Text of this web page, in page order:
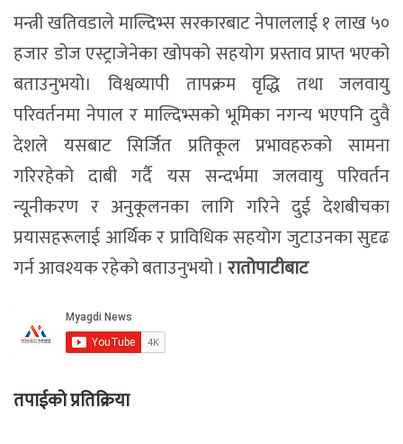
मन्त्री खतिवडाले माल्दिभ्स सरकारबाट नेपाललाई १ लाख ५०
हजार डोज एस्ट्राजेनेका खोपको सहयोग प्रस्ताव प्राप्त भएको
बताउनुभयो। विश्वव्यापी तापक्रम वृद्धि तथा जलवायु
परिवर्तनमा नेपाल र माल्दिभ्सको भूमिका नगन्य भएपनि दुवै
देशले यसबाट सिर्जित प्रतिकूल प्रभावहरुको सामना
गरिरहेको दाबी गर्दै यस सन्दर्भमा जलवायु परिवर्तन
न्यूनीकरण र अनुकूलनका लागि गरिने दुई देशबीचका
प्रयासहरूलाई आर्थिक र प्राविधिक सहयोग जुटाउनका सुदृढ
गर्न आवश्यक रहेको बताउनुभयो । रातोपाटीबाट
तपाईको प्रतिक्रिया